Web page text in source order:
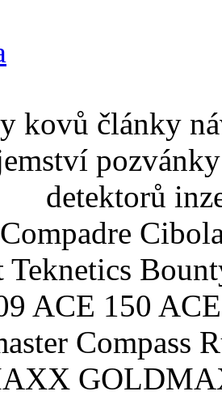
kovů články
detektorů
Teknetics
ACE 150
Compass